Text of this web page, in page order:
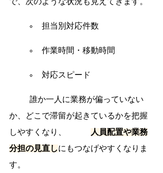
で、次のような状況も見えてきます。
担当別対応件数
作業時間・移動時間
対応スピード
か、どこで滞留が起きているかを把握
しやすくなり、
人員配置や業務
分担の見直しにもつなげやすくなりま
す。